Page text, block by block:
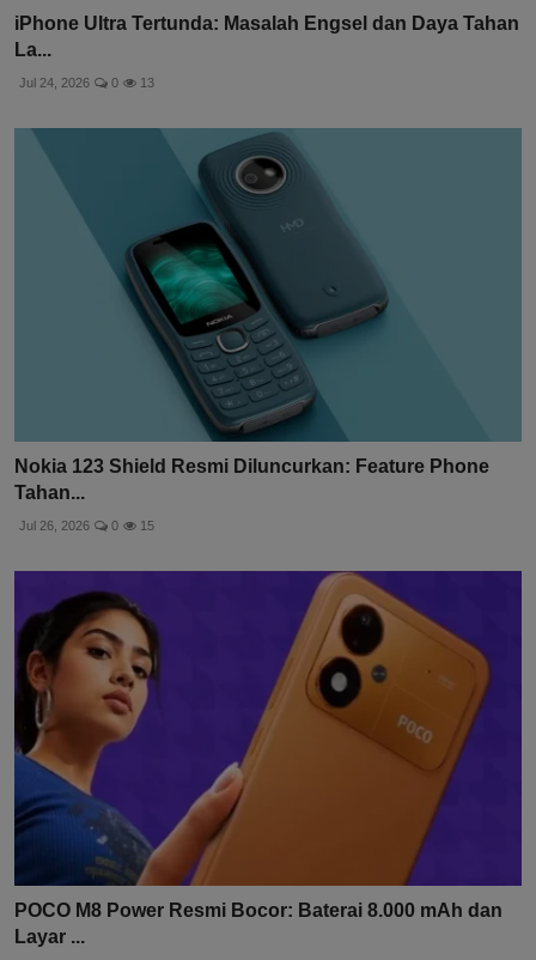
iPhone Ultra Tertunda: Masalah Engsel dan Daya Tahan
La...
Jul 24, 2026 0 13
Nokia 123 Shield Resmi Diluncurkan: Feature Phone
Tahan...
Jul 26, 2026 0 15
POCO M8 Power Resmi Bocor: Baterai 8.000 mAh dan
Layar ...